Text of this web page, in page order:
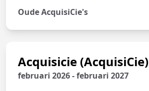
Oude AcquisiCie's
Acquisicie (AcquisiCie)
februari 2026 - februari 2027